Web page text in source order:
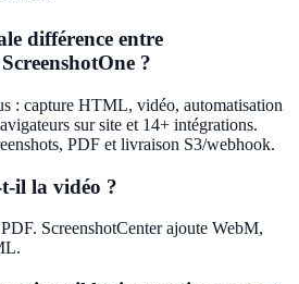
différence entre
?
: capture HTML, vidéo, automatisation
sur site et 14+ intégrations.
PDF et livraison S3/webhook.
t-il la vidéo ?
ScreenshotCenter ajoute WebM,